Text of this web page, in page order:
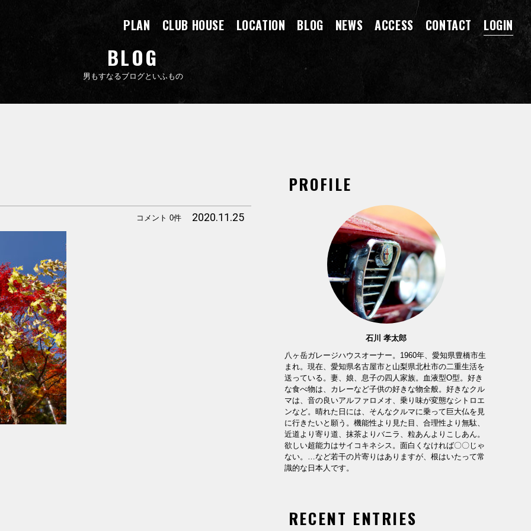
BLOG
男もすなるブログといふもの
PLAN CLUB HOUSE LOCATION BLOG NEWS ACCESS CONTACT LOGIN
2020.11.25
コメント 0件
PROFILE
石川 孝太郎
八ヶ岳ガレージハウスオーナー。1960年、愛知県豊橋市生
まれ。現在、愛知県名古屋市と山梨県北杜市の二重生活を
送っている。妻、娘、息子の四人家族。血液型O型。好き
な食べ物は、カレーなど子供の好きな物全般。好きなクル
マは、音の良いアルファロメオ、乗り味が変態なシトロエ
ンなど。晴れた日には、そんなクルマに乗って巨大仏を見
に行きたいと願う。機能性より見た目、合理性より無駄、
近道より寄り道、抹茶よりバニラ、粒あんよりこしあん。
欲しい超能力はサイコキネシス。面白くなければ〇〇じゃ
ない。…など若干の片寄りはありますが、根はいたって常
識的な日本人です。
RECENT ENTRIES